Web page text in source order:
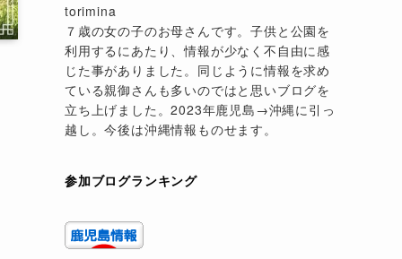
torimina
７歳の女の子のお母さんです。子供と公園を
利用するにあたり、情報が少なく不自由に感
じた事がありました。同じように情報を求め
ている親御さんも多いのではと思いブログを
立ち上げました。2023年鹿児島→沖縄に引っ
越し。今後は沖縄情報ものせます。
参加ブログランキング